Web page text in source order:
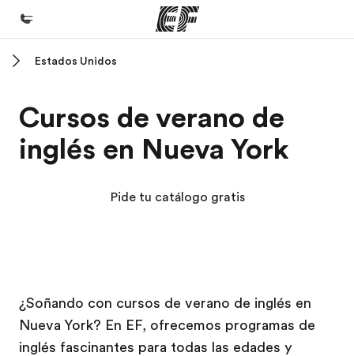
Programas
Ver todo lo que hacemos
Trabajos
Únete al equipo
Estados Unidos
Cursos de verano de
inglés en Nueva York
Pide tu catálogo gratis
¿Soñando con cursos de verano de inglés en
Nueva York? En EF, ofrecemos programas de
inglés fascinantes para todas las edades y